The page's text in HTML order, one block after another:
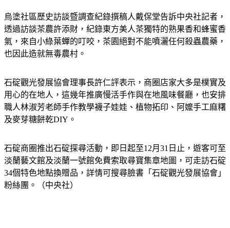
烏塗社區歷史訪談暨調查紀錄撰稿人戴保堂告訴中央社記者，
透過訪談茶農許添財，紀錄東方美人茶獨特的熟果香和蜂蜜香
氣，來自小綠葉蟬的叮咬，茶園絕對不能噴灑任何殺蟲農藥，
也因此造就無毒農村。
石碇觀光發展協會理事長許仁評表示，商圈店家大多是樸實及
用心的在地人，這幾年推廣慢活手作與在地風味餐廳，也安排
職人林淑芳老師手作教學襪子娃娃、植物拓印、阿嬤手工麻糬
及麥芽糖餅乾DIY。
石碇商圈推出石碇探尋活動，即日起至12月31日止，遊客可至
淡蘭藝文館及淡蘭一號館免費索取尋寶集章地圖，可走訪石碇
34個特色地點換贈品，詳情可搜尋臉書「石碇觀光發展協會」
粉絲團。（中央社）